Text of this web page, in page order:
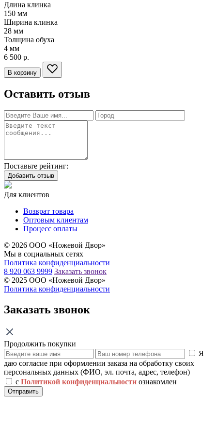
Длина клинка
150 мм
Ширина клинка
28 мм
Толщина обуха
4 мм
6 500 р.
В корзину
Оставить отзыв
Поставьте рейтинг:
Добавить отзыв
Для клиентов
Возврат товара
Оптовым клиентам
Процесс оплаты
© 2026 ООО «Ножевой Двор»
Мы в социальных сетях
Политика конфиденциальности
8 920 063 9999 Заказать звонок
© 2025 ООО «Ножевой Двор»
Политика конфиденциальности
Заказать звонок
Продолжить покупки
Я
даю согласие при оформлении заказа на обработку своих
персональных данных (ФИО, эл. почта, адрес, телефон)
с Политикой конфиденциальности ознакомлен